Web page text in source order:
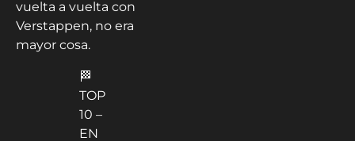
disfrazar esta estrategia,
le notificaban a Bottas
que tenia daño en el
suelo plano de su W11.
Aunque si es cierto que
el finlandés iba
perdiendo tiempo